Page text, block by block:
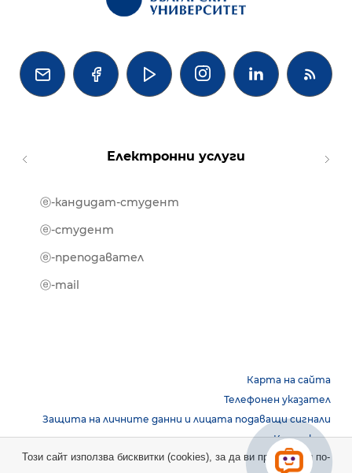
   
Електронни услуги
ⓔ-кандидат-студент
ⓔ-студент
ⓔ-преподавател
ⓔ-mail
Карта на сайта
Телефонен указател
Защита на личните данни и лицата подаващи сигнали
Контакти
Този сайт използва бисквитки (cookies), за да ви предостави по-